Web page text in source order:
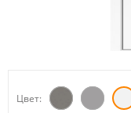
Цвет: